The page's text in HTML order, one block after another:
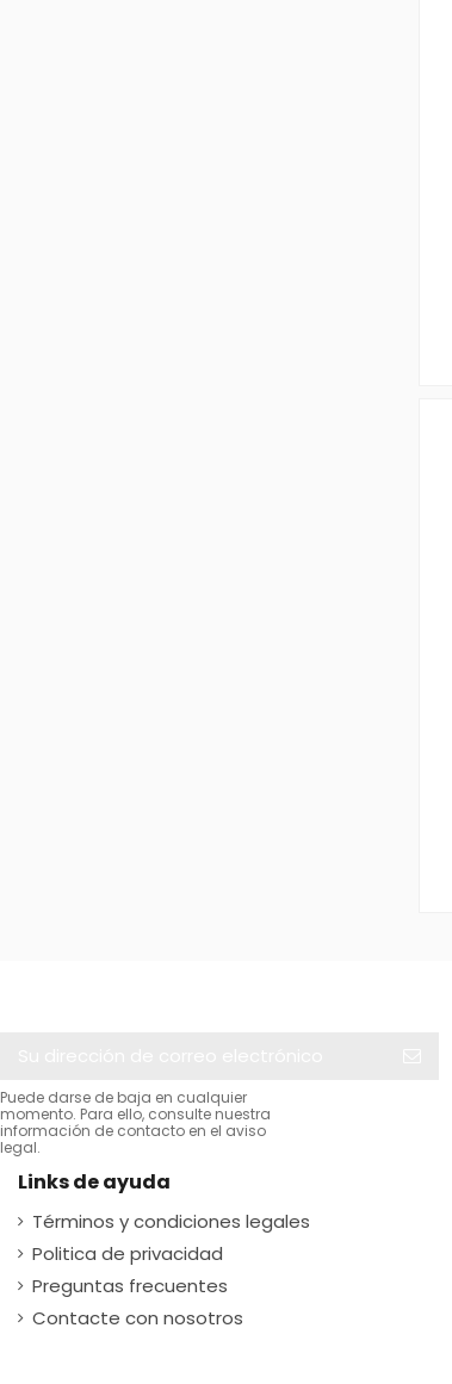
Puede darse de baja en cualquier
momento. Para ello, consulte nuestra
información de contacto en el aviso
legal.
Links de ayuda
Términos y condiciones legales
Politica de privacidad
Preguntas frecuentes
Contacte con nosotros